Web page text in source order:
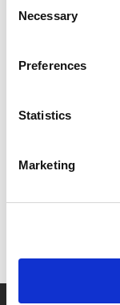
Selection
Necessary
Preferences
Statistics
Marketing